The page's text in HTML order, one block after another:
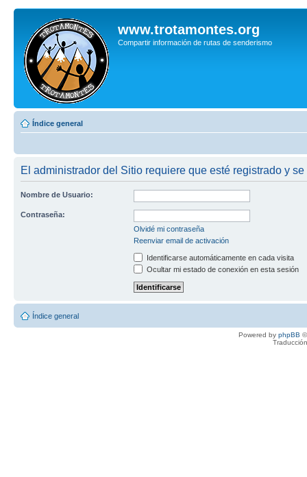
www.trotamontes.org
Compartir información de rutas de senderismo
Índice general
El administrador del Sitio requiere que esté registrado y
Nombre de Usuario:
Contraseña:
Olvidé mi contraseña
Reenviar email de activación
Identificarse automáticamente en cada visita
Ocultar mi estado de conexión en esta sesión
Índice general
Powered by phpBB